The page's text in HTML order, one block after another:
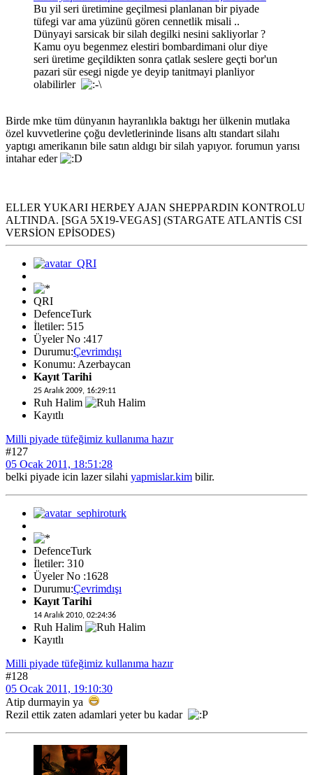
Bu yil seri üretimine geçilmesi planlanan bir piyade
tüfegi var ama yüzünü gören cennetlik misali ..
Dünyayi sarsicak bir silah degilki nesini sakliyorlar ?
Kamu oyu begenmez elestiri bombardimani olur diye
seri üretime geçildikten sonra çatlak seslere geçti bor'un
pazari sür esegi nigde ye deyip tanitmayi planliyor
olabilirler
Birde mke tüm dünyanın hayranlıkla baktıgı her ülkenin mutlaka
özel kuvvetlerine çoğu devletlerininde lisans altı standart silahı
yaptıgı amerikanın bile satın aldıgı bir silah yapıyor. forumun yarısı
intahar eder
ELLER YUKARI HERÞEY AJAN SHEPPARDIN KONTROLU
ALTINDA. [SGA 5X19-VEGAS] (STARGATE ATLANTİS CSI
VERSİON EPİSODES)
QRI
DefenceTurk
İletiler: 515
Üyeler No :417
Durumu:Çevrimdışı
Konumu: Azerbaycan
Kayıt Tarihi
25 Aralık 2009, 16:29:11
Ruh Halim
Kayıtlı
Milli piyade tüfeğimiz kullanıma hazır
#127
05 Ocak 2011, 18:51:28
belki piyade icin lazer silahi yapmislar.kim bilir.
DefenceTurk
İletiler: 310
Üyeler No :1628
Durumu:Çevrimdışı
Kayıt Tarihi
14 Aralık 2010, 02:24:36
Ruh Halim
Kayıtlı
Milli piyade tüfeğimiz kullanıma hazır
#128
05 Ocak 2011, 19:10:30
Atip durmayin ya
Rezil ettik zaten adamlari yeter bu kadar